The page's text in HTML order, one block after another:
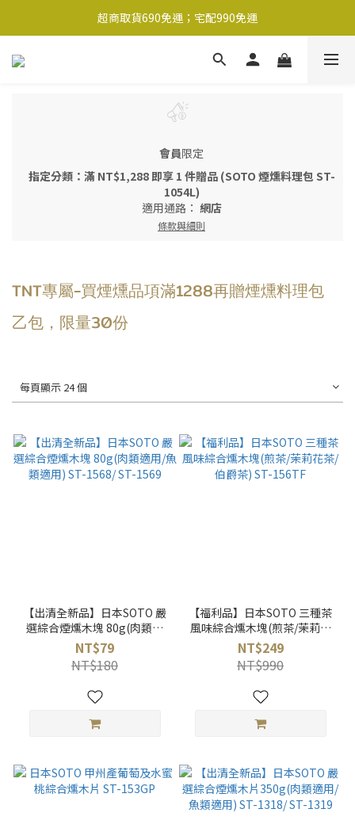
超商取貨690免運；宅配990免運
超商取貨690免運；宅配990免運
1-2工作天內出貨
會員限定
指定分類：滿 NT$1,288 即享 1 件贈品 (SOTO 煙燻料理包 ST-
1054L)
適用通路： 網店
條款與細則
TNT專屬-買煙燻品項滿1288再贈煙燻料理包
乙包，限量30份
每頁顯示 24 個
【出清全新品】日本SOTO 嚴
選綜合煙燻木塊 80g(肉類適
用/魚類適用) ST-1568/ ST-
1569
NT$79
NT$180
【福利品】日本SOTO 三種茶
風味綜合燻木塊(煎茶/茉莉花
茶/伯爵茶) ST-156TF
NT$249
NT$990